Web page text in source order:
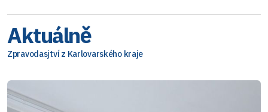
Aktuálně
Zpravodasjtví z Karlovarského kraje